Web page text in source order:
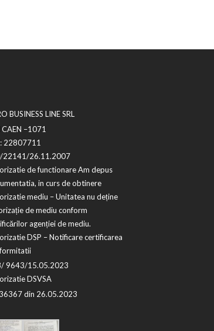
BUSINESS LINE SRL
–1071
22807711
22141/26.11.2007
de functionare Am depus
in curs de obtinere
mediu – Unitatea nu deține
de mediu conform
agenției de mediu.
DSP – Notificare certificarea
9643/15.05.2023
DSVSA
din 26.05.2023